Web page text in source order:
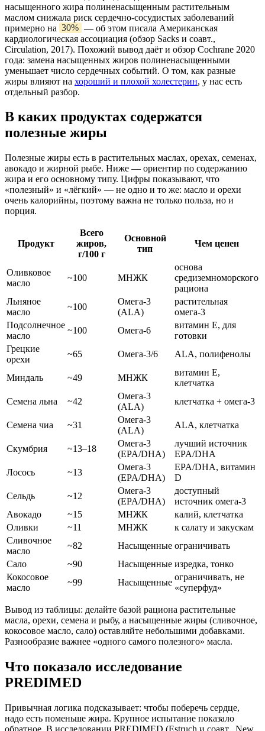
насыщенного жира полиненасыщенным растительным
маслом снижала риск сердечно-сосудистых заболеваний
примерно на 30% — об этом писала Американская
кардиологическая ассоциация (обзор Sacks и соавт.,
Circulation, 2017). Похожий вывод даёт и обзор Cochrane 2020
года: замена насыщенных жиров полиненасыщенными
уменьшает число сердечных событий. О том, как разные
жиры влияют на хороший и плохой холестерин, у нас есть
отдельный разбор.
В каких продуктах содержатся
полезные жиры
Полезные жиры есть в растительных маслах, орехах, семенах,
авокадо и жирной рыбе. Ниже — ориентир по содержанию
жира и его основному типу. Цифры показывают, что
«полезный» и «лёгкий» — не одно и то же: масло и орехи
очень калорийны, поэтому важна не только польза, но и
порция.
Продукт
Всего
жиров,
г/100 г
Основной
тип
Чем ценен
Оливковое
масло
~100 МНЖК
основа
средиземноморского
рациона
Льняное
масло
~100
Омега-3
(ALA)
растительная
омега-3
Подсолнечное
масло
~100 Омега-6
витамин E, для
готовки
Грецкие
орехи
~65 Омега-3/6 ALA, полифенолы
Миндаль ~49 МНЖК
витамин E,
клетчатка
Семена льна
~42
Омега-3
(ALA)
клетчатка + омега-3
Семена чиа ~31
Омега-3
(ALA)
ALA, клетчатка
Скумбрия ~13–18
Омега-3
(EPA/DHA)
лучший источник
EPA/DHA
Лосось
~13
Омега-3
(EPA/DHA)
EPA/DHA, витамин
D
Сельдь
~12
Омега-3
(EPA/DHA)
доступный
источник омега-3
Авокадо
~15 МНЖК
калий, клетчатка
Оливки
~11 МНЖК
к салату и закускам
Сливочное
масло
~82 Насыщенные ограничивать
Сало
~90 Насыщенные изредка, тонко
Кокосовое
масло
~99 Насыщенные
ограничивать, не
«суперфуд»
Вывод из таблицы: делайте базой рациона растительные
масла, орехи, семена и рыбу, а насыщенные жиры (сливочное,
кокосовое масло, сало) оставляйте небольшими добавками.
Разнообразие важнее «одного самого полезного» масла.
Что показало исследование
PREDIMED
Привычная логика подсказывает: чтобы поберечь сердце,
надо есть поменьше жира. Крупное испытание показало